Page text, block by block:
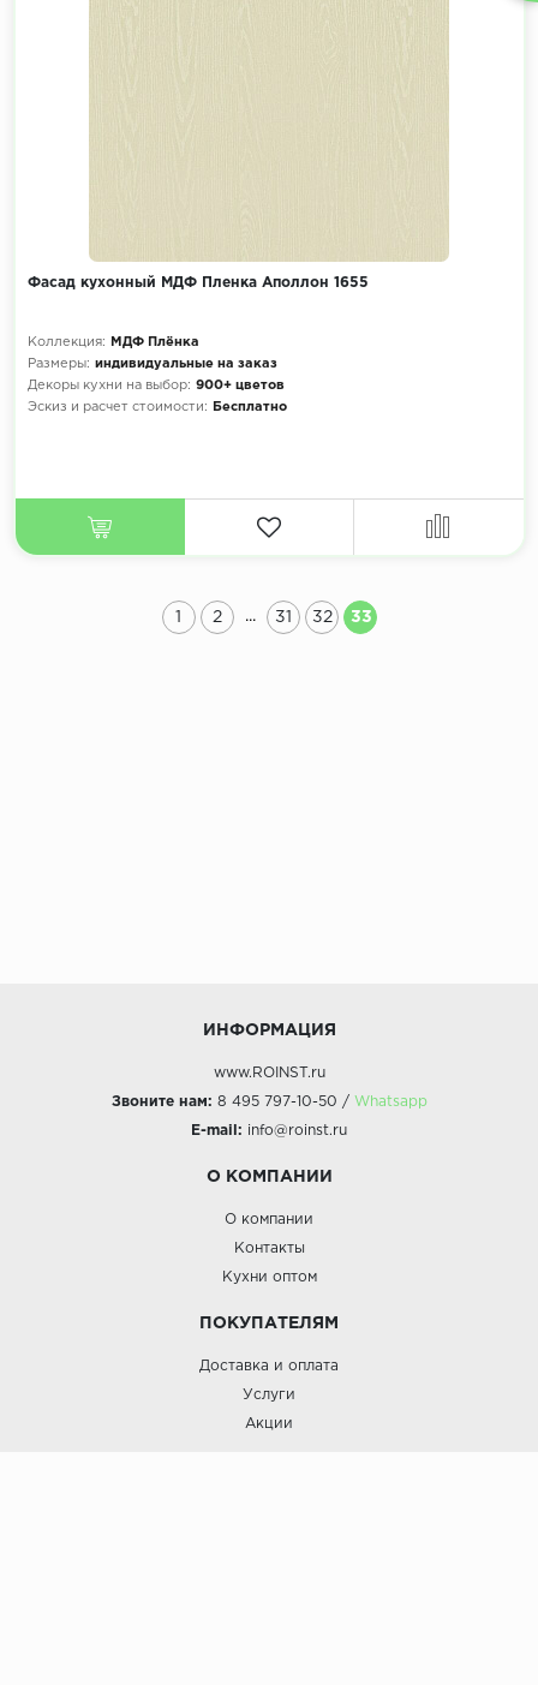
Фасад кухонный МДФ Пленка Аполлон 1655
Коллекция:
МДФ Плёнка
Размеры: индивидуальные на заказ
Декоры кухни на выбор: 900+ цветов
Эскиз и расчет стоимости:
Бесплатно
1 2 ... 31 32 33
ИНФОРМАЦИЯ
www.ROINST.ru
Звоните нам: 8 495 797-10-50 / Whatsapp
E-mail: info@roinst.ru
О КОМПАНИИ
О компании
Контакты
Кухни оптом
ПОКУПАТЕЛЯМ
Доставка и оплата
Услуги
Акции